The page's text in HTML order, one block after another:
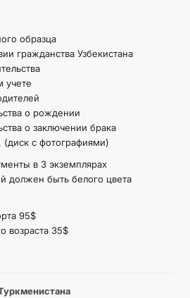
HYZMATLARY
образца
гражданства Узбекистана
учете
о рождении
о заключении брака
с фотографиями)
в 3 экземплярах
должен быть белого цвета
95$
возраста 35$